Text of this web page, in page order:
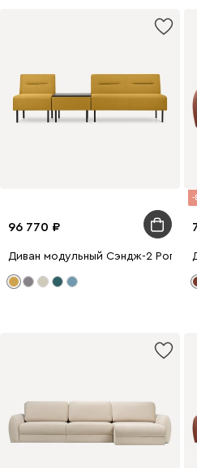
96 770
Диван модульный Сэндж-2
-